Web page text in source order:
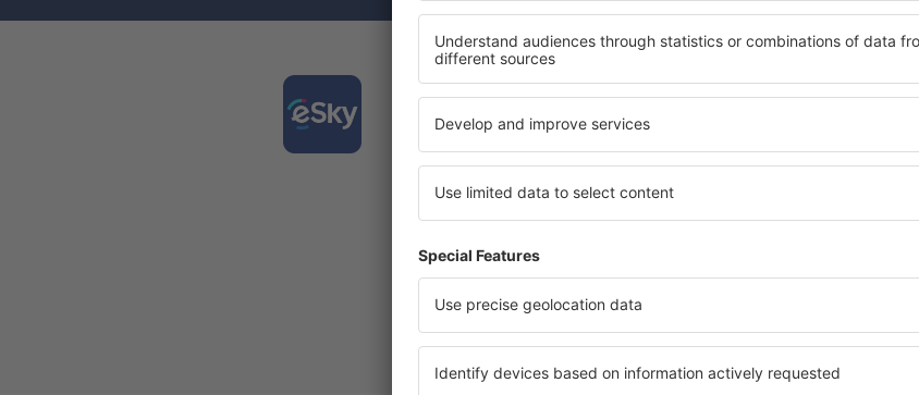
Descarregue a nossa app
e planeie convenientemente as suas
viagens
Novas ofertas diárias na palma da sua mão
Todas as suas reservas em um só lugar